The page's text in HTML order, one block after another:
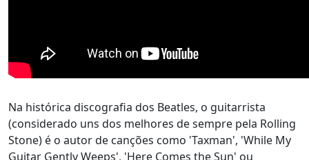
Na histórica discografia dos Beatles, o guitarrista
(considerado uns dos melhores de sempre pela Rolling
Stone) é o autor de canções como 'Taxman', 'While My
Guitar Gently Weeps', 'Here Comes the Sun' ou